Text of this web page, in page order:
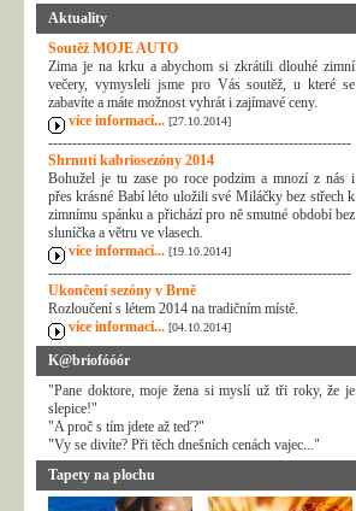
Aktuality
Soutěž MOJE AUTO
Zima je na krku a abychom si zkrátili dlouhé zimní
večery, vymysleli jsme pro Vás soutěž, u které se
zabavíte a máte možnost vyhrát i zajímavé ceny.
více informací... [27.10.2014]
---------------------------------------------------------------
Shrnutí kabriosezóny 2014
Bohužel je tu zase po roce podzim a mnozí z nás i
přes krásné Babí léto uložili své Miláčky bez střech k
zimnímu spánku a přichází pro ně smutné období bez
sluníčka a větru ve vlasech.
více informací... [19.10.2014]
---------------------------------------------------------------
Ukončení sezóny v Brně
Rozloučení s létem 2014 na tradičním místě.
více informací... [04.10.2014]
K@briofóóór
"Pane doktore, moje žena si myslí už tři roky, že je
slepice!"
"A proč s tím jdete až teď?"
"Vy se divíte? Při těch dnešních cenách vajec..."
Tapety na plochu